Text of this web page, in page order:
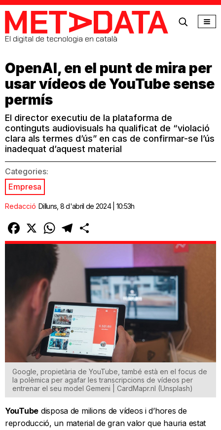
MetaData
El digital de tecnologia en català
OpenAI, en el punt de mira per
usar vídeos de YouTube sense
permís
El director executiu de la plataforma de
continguts audiovisuals ha qualificat de “violació
clara als termes d’ús” en cas de confirmar-se l’ús
inadequat d’aquest material
Categories:
Empresa
Redacció Dilluns, 8 d'abril de 2024 | 10:53h
Facebook
X WhatsAppTelegram
Google, propietària de YouTube, també està en el focus de
la polèmica per agafar les transcripcions de vídeos per
entrenar el seu model Gemeni | CardMapr.nl (Unsplash)
YouTube disposa de milions de vídeos i d’hores de
reproducció, un material de gran valor que hauria estat